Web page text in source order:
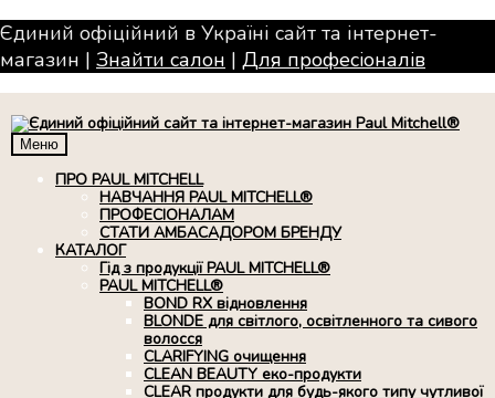
Єдиний офіційний в Україні сайт та інтернет-
магазин | Знайти салон | Для професiоналiв
Меню
ПРО PAUL MITCHELL
НАВЧАННЯ PAUL MITCHELL®
ПРОФЕСІОНАЛАМ
СТАТИ АМБАСАДОРОМ БРЕНДУ
КАТАЛОГ
Гід з продукції PAUL MITCHELL®
PAUL MITCHELL®
BOND RX вiдновлення
BLONDE для світлого, освітленного та сивого
волосся
CLARIFYING очищення
CLEAN BEAUTY еко-продукти
CLEAR продукти для будь-якого типу чутливої